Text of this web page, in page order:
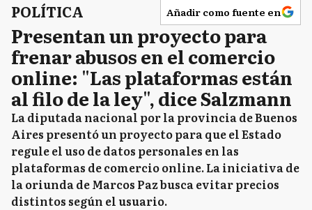
POLÍTICA Añadir como fuente en
Presentan un proyecto para
frenar abusos en el comercio
online: "Las plataformas están
al filo de la ley", dice Salzmann
La diputada nacional por la provincia de Buenos
Aires presentó un proyecto para que el Estado
regule el uso de datos personales en las
plataformas de comercio online. La iniciativa de
la oriunda de Marcos Paz busca evitar precios
distintos según el usuario.